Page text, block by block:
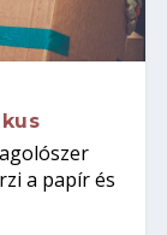
a papír és